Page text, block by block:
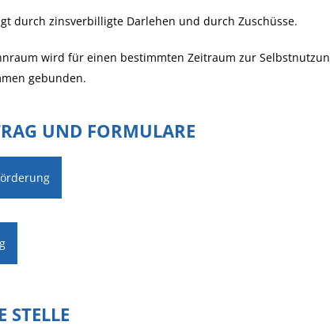
durch zinsverbilligte Darlehen und durch Zuschüsse.
wird für einen bestimmten Zeitraum zur
gebunden.
UND FORMULARE
STELLE